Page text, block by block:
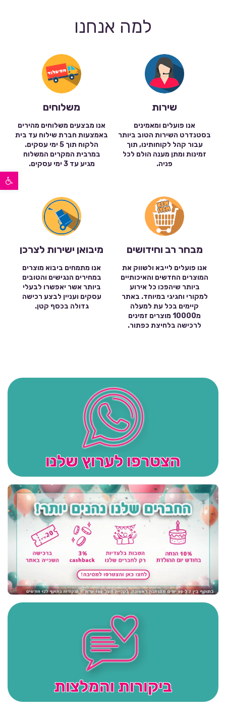
פתח סרגל נגישות
למה אנחנו
שירות
אנו פועלים ומאמינים
בסטנדרט השירות הטוב ביותר
עבור קהל לקוחותינו, תוך
זמינות ומתן מענה הולם לכל
פניה.
משלוחים
אנו מבצעים משלוחים מהירים
באמצעות חברת שילוח עד בית
הלקוח תוך 5 ימי עסקים.
במרבית המקרים המשלוח
מגיע עד 3 ימי עסקים.
מבחר רב וחידושים
אנו פועלים לייבא ולשווק את
המוצרים החדשים והאיכותיים
ביותר שיהפכו כל אירוע
למקורי וחגיגי במיוחד. באתר
קיימים בכל עת למעלה
מ10000 מוצרים זמינים
לרכישה בלחיצת כפתור.
מיבואן ישירות לצרכן
אנו מתמחים ביבוא מוצרים
במחירים הנגישים והטובים
ביותר אשר יאפשרו לבעלי
עסקים ועניין לבצע רכישה
גדולה בכסף קטן.
הצטרפו לערוץ שלנו
ביקורות והמלצות